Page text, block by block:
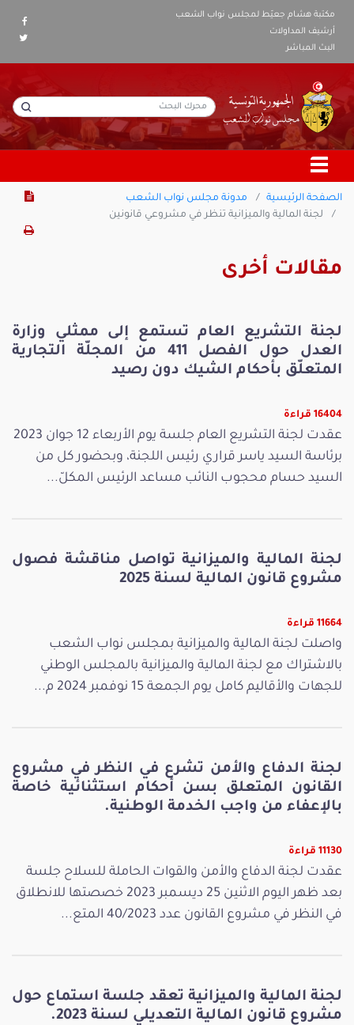
مكتبة هشام جعيّط لمجلس نواب الشعب
أرشيف المداولات
البث المباشر
الصفحة الرئيسية
مدونة مجلس نواب الشعب
لجنة المالية والميزانية تنظر في مشروعي قانونين
مقالات أخرى
لجنة التشريع العام تستمع إلى ممثلي وزارة
العدل حول الفصل 411 من المجلّة التجارية
المتعلّق بأحكام الشيك دون رصيد
16404 قراءة
عقدت لجنة التشريع العام جلسة يوم الأربعاء 12 جوان 2023
برئاسة السيد ياسر قراري رئيس اللجنة، وبحضور كل من
السيد حسام محجوب النائب مساعد الرئيس المكلّ...
لجنة المالية والميزانية تواصل مناقشة فصول
مشروع قانون المالية لسنة 2025
11664 قراءة
واصلت لجنة المالية والميزانية بمجلس نواب الشعب
بالاشتراك مع لجنة المالية والميزانية بالمجلس الوطني
للجهات والأقاليم كامل يوم الجمعة 15 نوفمبر 2024 م...
لجنة الدفاع والأمن تشرع في النظر في مشروع
القانون المتعلق بسن أحكام استثنائية خاصة
بالإعفاء من واجب الخدمة الوطنية.
11130 قراءة
عقدت لجنة الدفاع والأمن والقوات الحاملة للسلاح جلسة
بعد ظهر اليوم الاثنين 25 ديسمبر 2023 خصصتها للانطلاق
في النظر في مشروع القانون عدد 40/2023 المتع...
لجنة المالية والميزانية تعقد جلسة استماع حول
مشروع قانون المالية التعديلي لسنة 2023.